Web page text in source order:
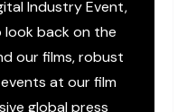
Industry Event,
back on the
our films, robust
at our film
global press